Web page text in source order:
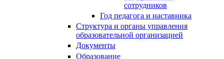
сотрудников
Год педагога и наставника
Структура и органы управления
образовательной организацией
Документы
Образование